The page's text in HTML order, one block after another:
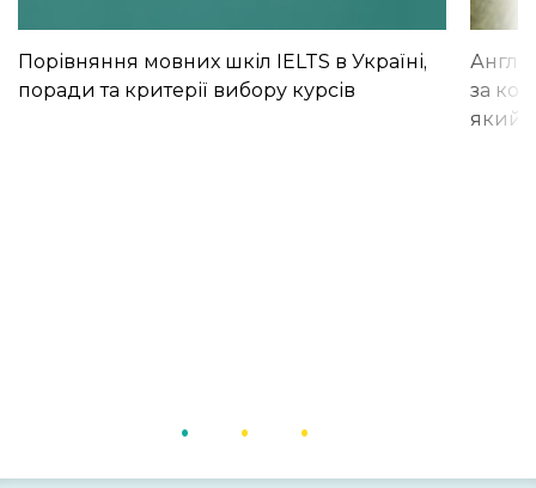
Порівняння мовних шкіл IELTS в Україні,
поради та критерії вибору курсів
за
який